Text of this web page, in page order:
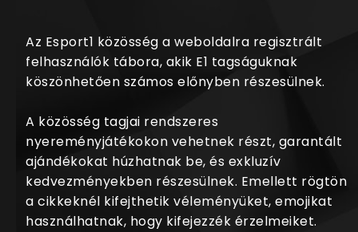
Az Esport1 közösség a weboldalra regisztrált
felhasználók tábora, akik E1 tagságuknak
köszönhetően számos előnyben részesülnek.
A közösség tagjai rendszeres
nyereményjátékokon vehetnek részt, garantált
ajándékokat húzhatnak be, és exkluzív
kedvezményekben részesülnek. Emellett rögtön
a cikkeknél kifejthetik véleményüket, emojikat
használhatnak, hogy kifejezzék érzelmeiket.